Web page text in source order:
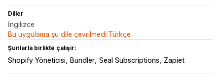
Diller
İngilizce
Bu uygulama şu dile çevrilmedi:Türkçe
Şunlarla birlikte çalışır:
Shopify Yöneticisi Bundler Seal Subscriptions Zapiet